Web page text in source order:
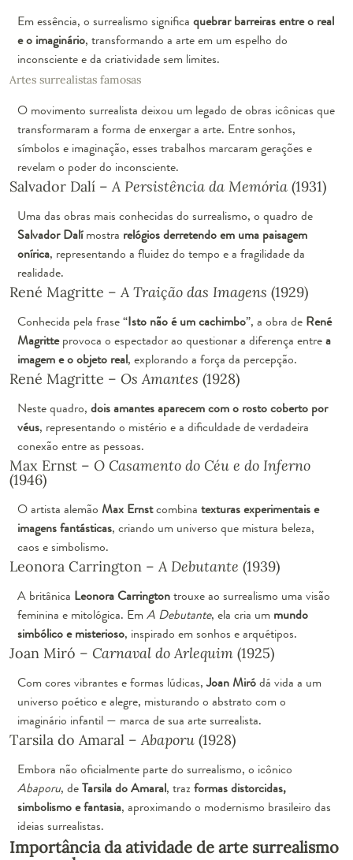
Em essência, o surrealismo significa quebrar barreiras entre o real
e o imaginário, transformando a arte em um espelho do
inconsciente e da criatividade sem limites.
Artes surrealistas famosas
O movimento surrealista deixou um legado de obras icônicas que
transformaram a forma de enxergar a arte. Entre sonhos,
símbolos e imaginação, esses trabalhos marcaram gerações e
revelam o poder do inconsciente.
Salvador Dalí –A Persistência da Memória (1931)
Uma das obras mais conhecidas do surrealismo, o quadro de
Salvador Dalímostra relógios derretendo em uma paisagem
onírica, representando a fluidez do tempo e a fragilidade da
realidade.
René Magritte –A Traição das Imagens (1929)
Conhecida pela frase “Isto não é um cachimbo”, a obra de René
Magritteprovoca o espectador ao questionar a diferença entrea
imagem e o objeto real, explorando a força da percepção.
René Magritte – Os Amantes (1928)
Neste quadro, dois amantes aparecem com o rosto coberto por
véus, representando o mistério e a dificuldade de verdadeira
conexão entre as pessoas.
Max Ernst – O Casamento do Céu e do Inferno
(1946)
O artista alemão Max Ernstcombina texturas experimentais e
imagens fantásticas, criando um universo que mistura beleza,
caos e simbolismo.
Leonora Carrington –A Debutante (1939)
A britânica Leonora Carringtontrouxe ao surrealismo uma visão
feminina e mitológica. EmA Debutante, ela cria um mundo
simbólico e misterioso, inspirado em sonhos e arquétipos.
Joan Miró – Carnaval do Arlequim (1925)
Com cores vibrantes e formas lúdicas,Joan Miródá vida a um
universo poético e alegre, misturando o abstrato com o
imaginário infantil — marca de sua arte surrealista.
Tarsila do Amaral –Abaporu (1928)
Embora não oficialmente parte do surrealismo, o icônico
Abaporu, deTarsila do Amaral, traz formas distorcidas,
simbolismo e fantasia, aproximando o modernismo brasileiro das
ideias surrealistas.
Importância da atividade de arte surrealismo